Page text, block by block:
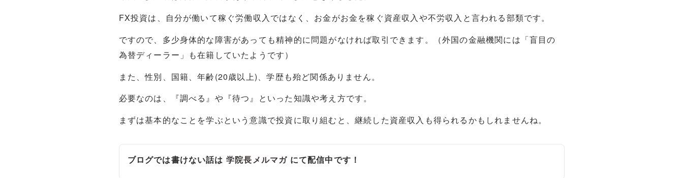
FX投資は、自分が働いて稼ぐ労働収入ではなく、お金がお金を稼ぐ資産収入や不労収入と言われる部類です。
ですので、多少身体的な障害があっても精神的に問題がなければ取引できます。（外国の金融機関には「盲目の
為替ディーラー」も在籍していたようです）
また、性別、国籍、年齢(20歳以上)、学歴も殆ど関係ありません。
必要なのは、『調べる』や『待つ』といった知識や考え方です。
まずは基本的なことを学ぶという意識で投資に取り組むと、継続した資産収入も得られるかもしれませんね。
ブログでは書けない話は 学院長メルマガ にて配信中です！